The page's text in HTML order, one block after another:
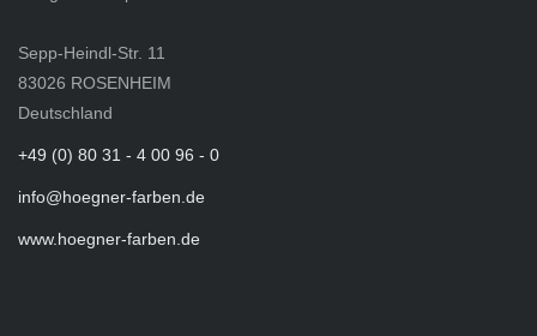
Sepp-Heindl-Str. 11
83026 ROSENHEIM
Deutschland
+49 (0) 80 31 - 4 00 96 - 0
info@hoegner-farben.de
www.hoegner-farben.de